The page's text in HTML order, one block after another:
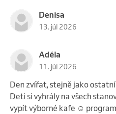
Denisa
13. júl 2026
Adéla
11. júl 2026
Den zvířat, stejně jako
Deti si vyhrály na všech
vypít výborné kafe ☺️